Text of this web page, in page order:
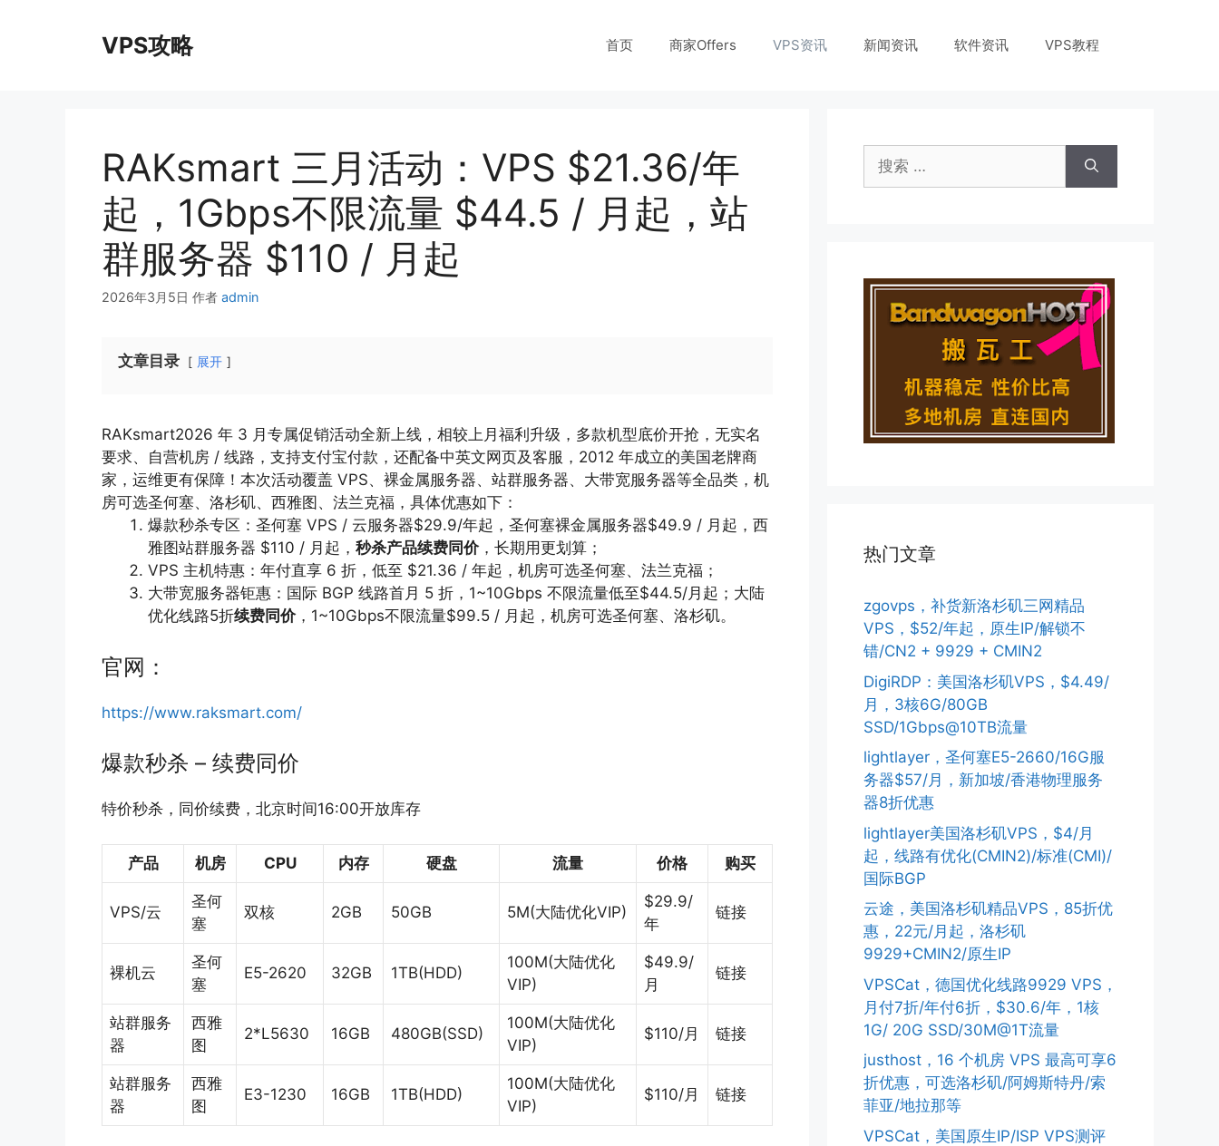
VPS攻略 首页 商家Offers VPS资讯 新闻资讯 软件资讯 VPS教程
RAKsmart 三月活动：VPS $21.36/年
起，1Gbps不限流量 $44.5 / 月起，站
群服务器 $110 / 月起
2026年3月5日 作者 admin
文章目录 展开
RAKsmart2026 年 3 月专属促销活动全新上线，相较上月福利升级，多款机型底价开抢，无实名
要求、自营机房 / 线路，支持支付宝付款，还配备中英文网页及客服，2012 年成立的美国老牌商
家，运维更有保障！本次活动覆盖 VPS、裸金属服务器、站群服务器、大带宽服务器等全品类，机
房可选圣何塞、洛杉矶、西雅图、法兰克福，具体优惠如下：
爆款秒杀专区：圣何塞 VPS / 云服务器$29.9/年起，圣何塞裸金属服务器$49.9 / 月起，西
雅图站群服务器 $110 / 月起， 秒杀产品续费同价，长期用更划算；
VPS 主机特惠：年付直享 6 折，低至 $21.36 / 年起，机房可选圣何塞、法兰克福；
大带宽服务器钜惠：国际 BGP 线路首月 5 折，1~10Gbps 不限流量低至$44.5/月起；大陆
优化线路5折续费同价，1~10Gbps不限流量$99.5 / 月起，机房可选圣何塞、洛杉矶。
官网：
https://www.raksmart.com/
爆款秒杀 – 续费同价
特价秒杀，同价续费，北京时间16:00开放库存
产品 机房 CPU 内存 硬盘 流量 价格 购买
VPS/云
圣何
塞
双核 2GB 50GB 5M(大陆优化VIP)
$29.9/
年
链接
裸机云
圣何
塞
E5-2620 32GB 1TB(HDD)
100M(大陆优化
VIP)
$49.9/
月
链接
站群服务
器
西雅
图
2*L5630 16GB 480GB(SSD)
100M(大陆优化
VIP)
$110/月 链接
站群服务
器
西雅
图
E3-1230 16GB 1TB(HDD)
100M(大陆优化
VIP)
$110/月 链接
索：
热门文章
zgovps，补货新洛杉矶三网精品
VPS，$52/年起，原生IP/解锁不
错/CN2 + 9929 + CMIN2
DigiRDP：美国洛杉矶VPS，$4.49/
月，3核6G/80GB
SSD/1Gbps@10TB流量
lightlayer，圣何塞E5-2660/16G服
务器$57/月，新加坡/香港物理服务
器8折优惠
lightlayer美国洛杉矶VPS，$4/月
起，线路有优化(CMIN2)/标准(CMI)/
国际BGP
云途，美国洛杉矶精品VPS，85折优
惠，22元/月起，洛杉矶
9929+CMIN2/原生IP
VPSCat，德国优化线路9929 VPS，
月付7折/年付6折，$30.6/年，1核
1G/ 20G SSD/30M@1T流量
justhost，16 个机房 VPS 最高可享6
折优惠，可选洛杉矶/阿姆斯特丹/索
菲亚/地拉那等
VPSCat，美国原生IP/ISP VPS测评